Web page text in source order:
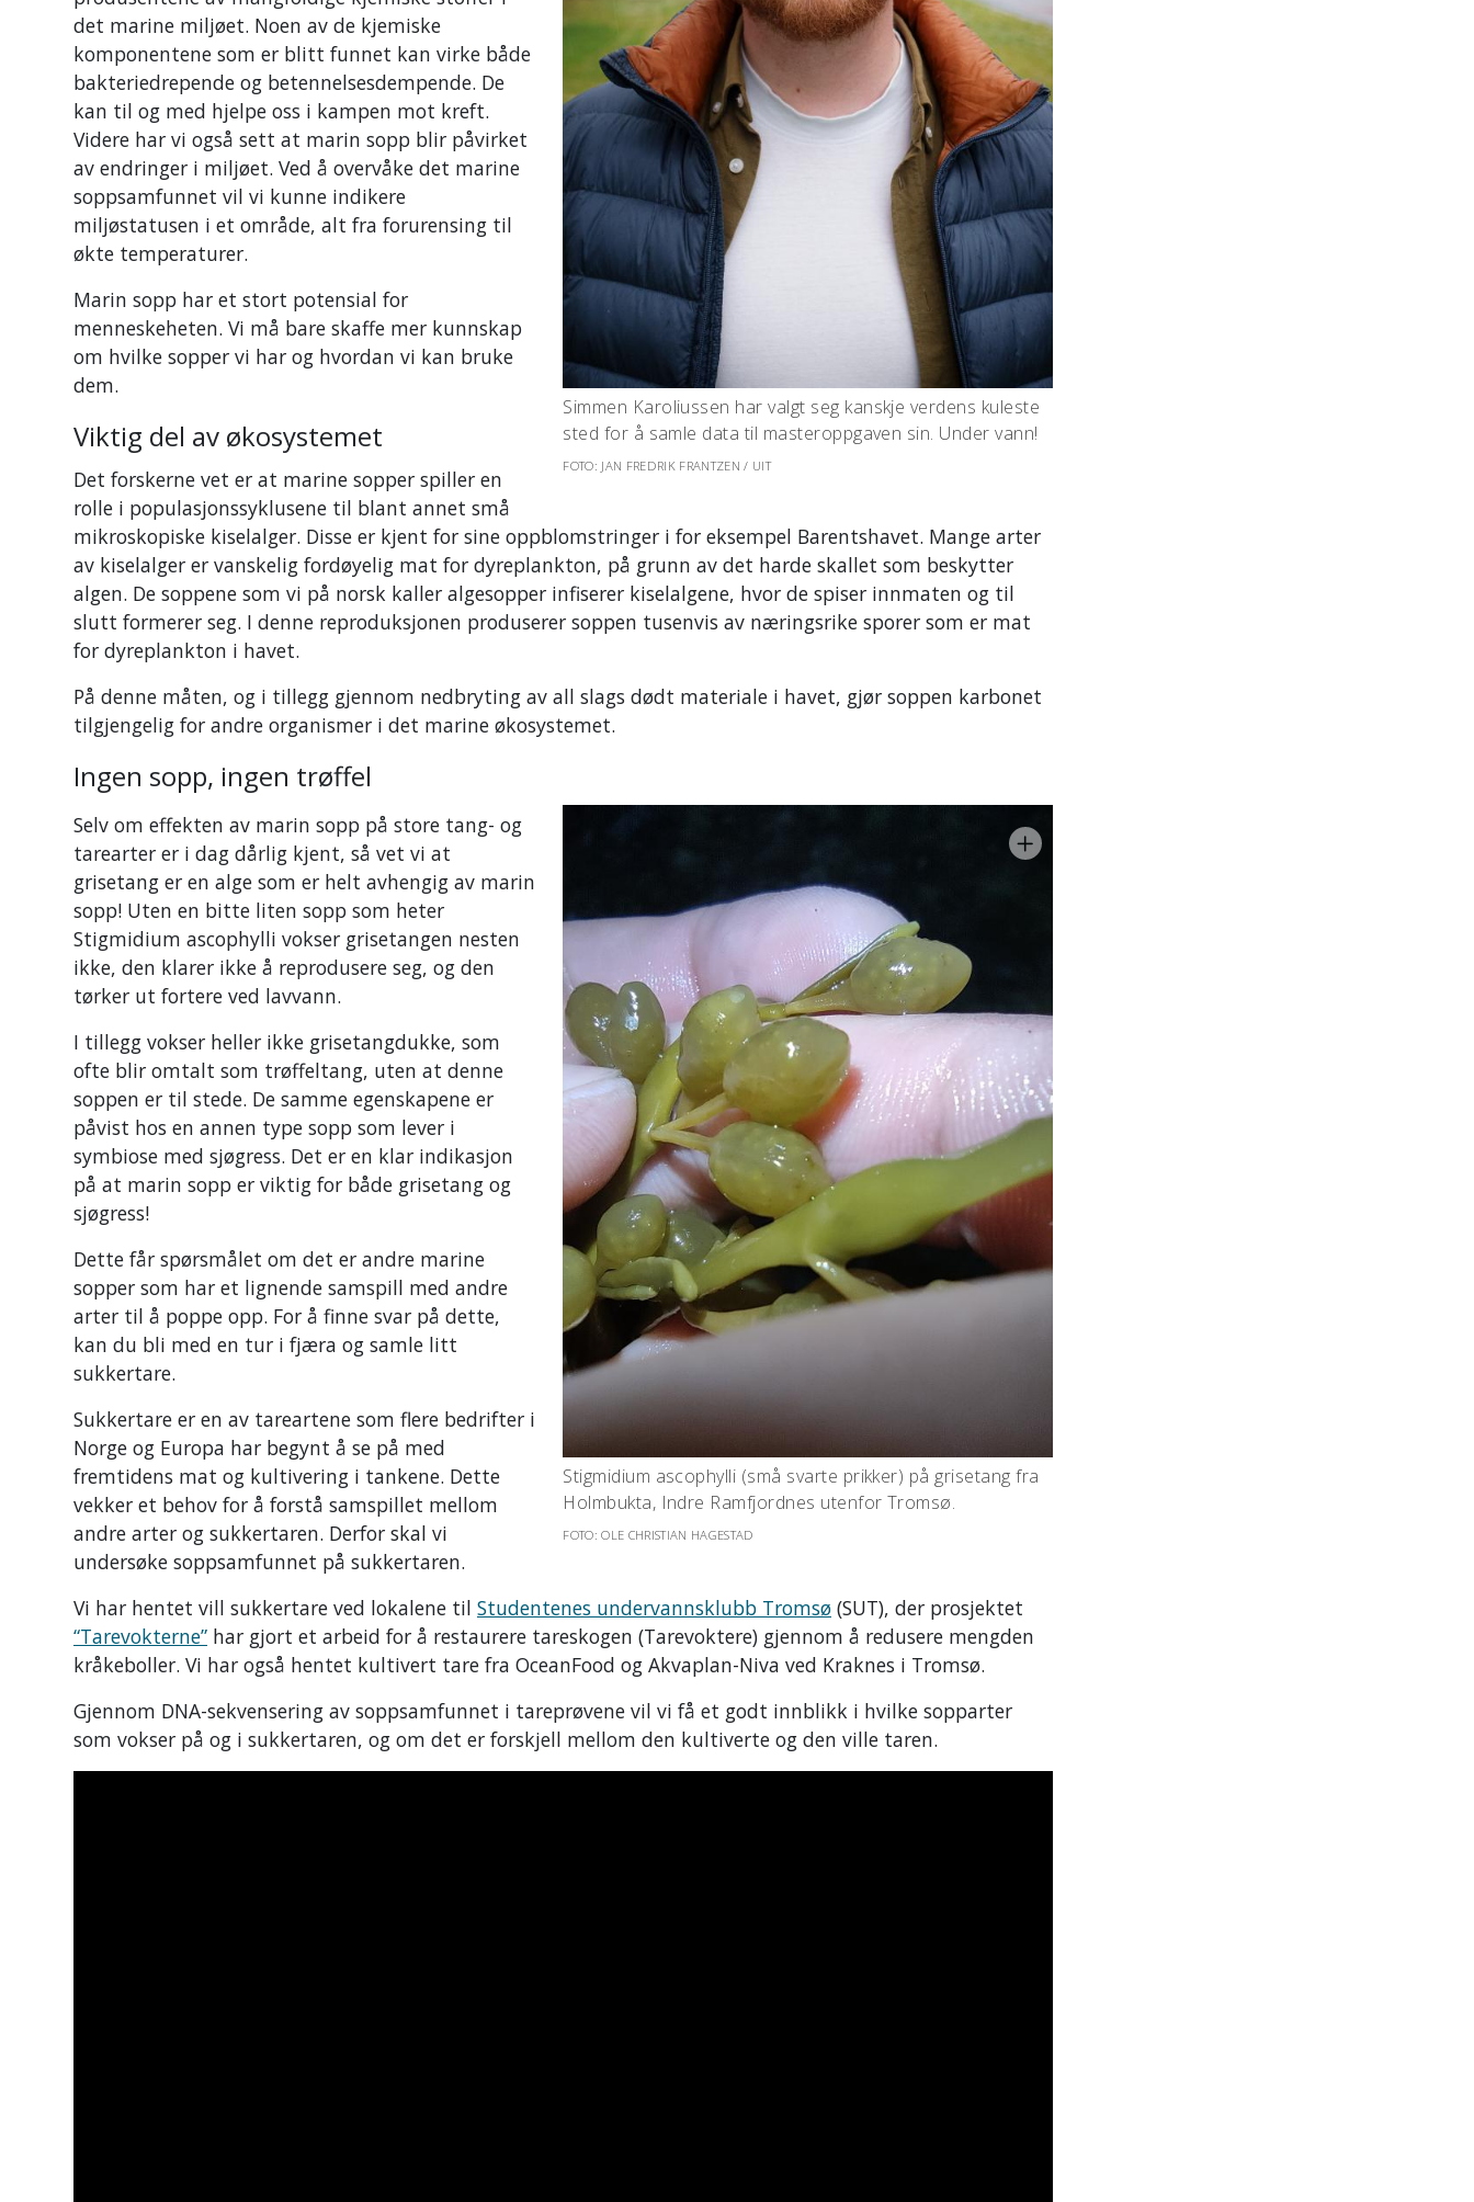
Simmen Karoliussen har valgt seg kanskje verdens kuleste
sted for å samle data til masteroppgaven sin. Under vann!
FOTO: JAN FREDRIK FRANTZEN / UIT
det marine miljøet. Noen av de kjemiske
komponentene som er blitt funnet kan virke både
bakteriedrepende og betennelsesdempende. De
kan til og med hjelpe oss i kampen mot kreft.
Videre har vi også sett at marin sopp blir påvirket
av endringer i miljøet. Ved å overvåke det marine
soppsamfunnet vil vi kunne indikere
miljøstatusen i et område, alt fra forurensing til
økte temperaturer.
Marin sopp har et stort potensial for
menneskeheten. Vi må bare skaffe mer kunnskap
om hvilke sopper vi har og hvordan vi kan bruke
dem.
Viktig del av økosystemet
Det forskerne vet er at marine sopper spiller en
rolle i populasjonssyklusene til blant annet små
mikroskopiske kiselalger. Disse er kjent for sine oppblomstringer i for eksempel Barentshavet. Mange arter
av kiselalger er vanskelig fordøyelig mat for dyreplankton, på grunn av det harde skallet som beskytter
algen. De soppene som vi på norsk kaller algesopper infiserer kiselalgene, hvor de spiser innmaten og til
slutt formerer seg. I denne reproduksjonen produserer soppen tusenvis av næringsrike sporer som er mat
for dyreplankton i havet.
På denne måten, og i tillegg gjennom nedbryting av all slags dødt materiale i havet, gjør soppen karbonet
tilgjengelig for andre organismer i det marine økosystemet.
Ingen sopp, ingen trøffel
Stigmidium ascophylli (små svarte prikker) på grisetang fra
Holmbukta, Indre Ramfjordnes utenfor Tromsø.
FOTO: OLE CHRISTIAN HAGESTAD
Selv om effekten av marin sopp på store tang- og
tarearter er i dag dårlig kjent, så vet vi at
grisetang er en alge som er helt avhengig av marin
sopp! Uten en bitte liten sopp som heter
Stigmidium ascophylli vokser grisetangen nesten
ikke, den klarer ikke å reprodusere seg, og den
tørker ut fortere ved lavvann.
I tillegg vokser heller ikke grisetangdukke, som
ofte blir omtalt som trøffeltang, uten at denne
soppen er til stede. De samme egenskapene er
påvist hos en annen type sopp som lever i
symbiose med sjøgress. Det er en klar indikasjon
på at marin sopp er viktig for både grisetang og
sjøgress!
Dette får spørsmålet om det er andre marine
sopper som har et lignende samspill med andre
arter til å poppe opp. For å finne svar på dette,
kan du bli med en tur i fjæra og samle litt
sukkertare.
Sukkertare er en av tareartene som flere bedrifter i
Norge og Europa har begynt å se på med
fremtidens mat og kultivering i tankene. Dette
vekker et behov for å forstå samspillet mellom
andre arter og sukkertaren. Derfor skal vi
undersøke soppsamfunnet på sukkertaren.
Vi har hentet vill sukkertare ved lokalene til Studentenes undervannsklubb Tromsø (SUT), der prosjektet
“Tarevokterne” har gjort et arbeid for å restaurere tareskogen (Tarevoktere) gjennom å redusere mengden
kråkeboller. Vi har også hentet kultivert tare fra OceanFood og Akvaplan-Niva ved Kraknes i Tromsø.
Gjennom DNA-sekvensering av soppsamfunnet i tareprøvene vil vi få et godt innblikk i hvilke sopparter
som vokser på og i sukkertaren, og om det er forskjell mellom den kultiverte og den ville taren.